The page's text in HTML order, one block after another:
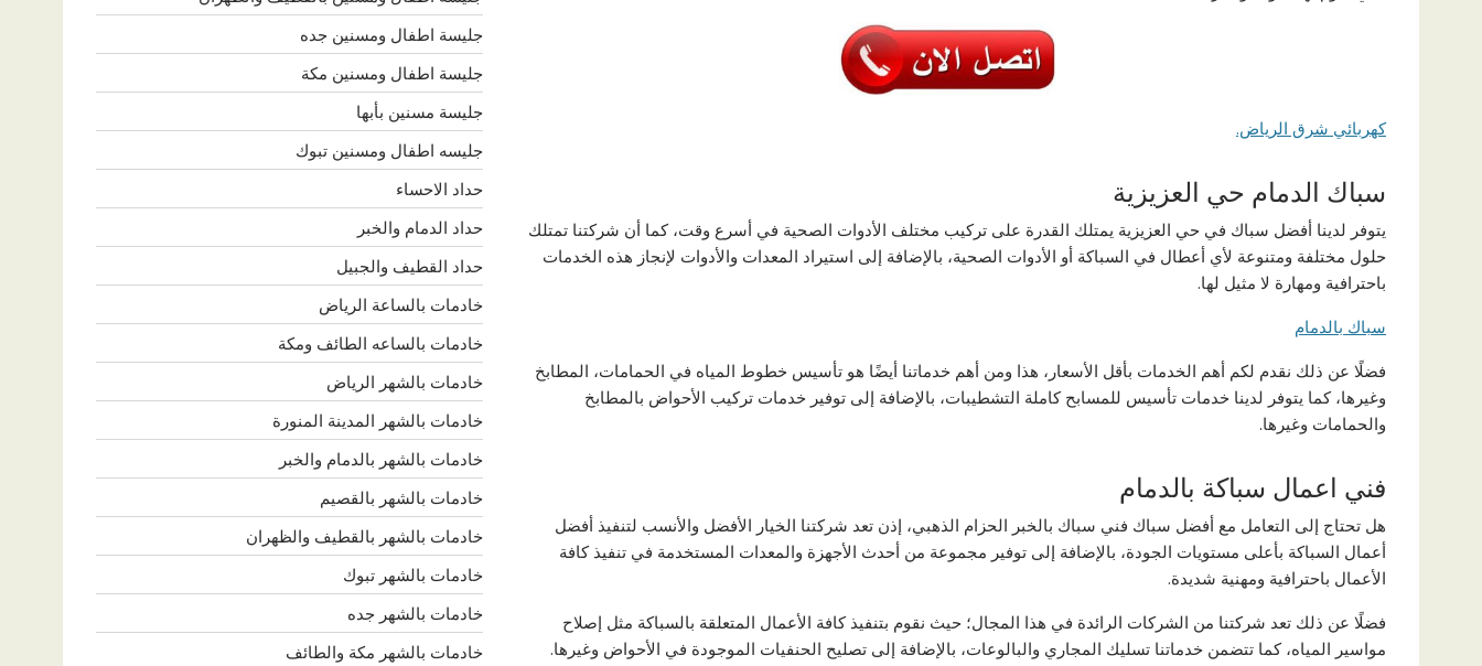
كهربائي شرق الرياض.
سباك الدمام حي العزيزية
يتوفر لدينا أفضل سباك في حي العزيزية يمتلك القدرة على تركيب مختلف الأدوات الصحية في أسرع وقت، كما أن شركتنا تمتلك
حلول مختلفة ومتنوعة لأي أعطال في السباكة أو الأدوات الصحية، بالإضافة إلى استيراد المعدات والأدوات لإنجاز هذه الخدمات
باحترافية ومهارة لا مثيل لها.
سباك بالدمام
فضلًا عن ذلك نقدم لكم أهم الخدمات بأقل الأسعار، هذا ومن أهم خدماتنا أيضًا هو تأسيس خطوط المياه في الحمامات، المطابخ
وغيرها، كما يتوفر لدينا خدمات تأسيس للمسابح كاملة التشطيبات، بالإضافة إلى توفير خدمات تركيب الأحواض بالمطابخ
والحمامات وغيرها.
فني اعمال سباكة بالدمام
هل تحتاج إلى التعامل مع أفضل سباك فني سباك بالخبر الحزام الذهبي، إذن تعد شركتنا الخيار الأفضل والأنسب لتنفيذ أفضل
أعمال السباكة بأعلى مستويات الجودة، بالإضافة إلى توفير مجموعة من أحدث الأجهزة والمعدات المستخدمة في تنفيذ كافة
الأعمال باحترافية ومهنية شديدة.
فضلًا عن ذلك تعد شركتنا من الشركات الرائدة في هذا المجال؛ حيث نقوم بتنفيذ كافة الأعمال المتعلقة بالسباكة مثل إصلاح
مواسير المياه، كما تتضمن خدماتنا تسليك المجاري والبالوعات، بالإضافة إلى تصليح الحنفيات الموجودة في الأحواض وغيرها.
جليسة اطفال ومسنين جده
جليسة اطفال ومسنين مكة
جليسة مسنين بأبها
جليسه اطفال ومسنين تبوك
حداد الاحساء
حداد الدمام والخبر
حداد القطيف والجبيل
خادمات بالساعة الرياض
خادمات بالساعه الطائف ومكة
خادمات بالشهر الرياض
خادمات بالشهر المدينة المنورة
خادمات بالشهر بالدمام والخبر
خادمات بالشهر بالقصيم
خادمات بالشهر بالقطيف والظهران
خادمات بالشهر تبوك
خادمات بالشهر جده
خادمات بالشهر مكة والطائف